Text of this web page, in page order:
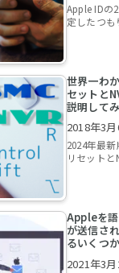
Apple IDの
定したつ
世界一わ
セットと
説明して
2018年3
2024年最
リセット
Appleを
が送信さ
るいくつ
2021年3